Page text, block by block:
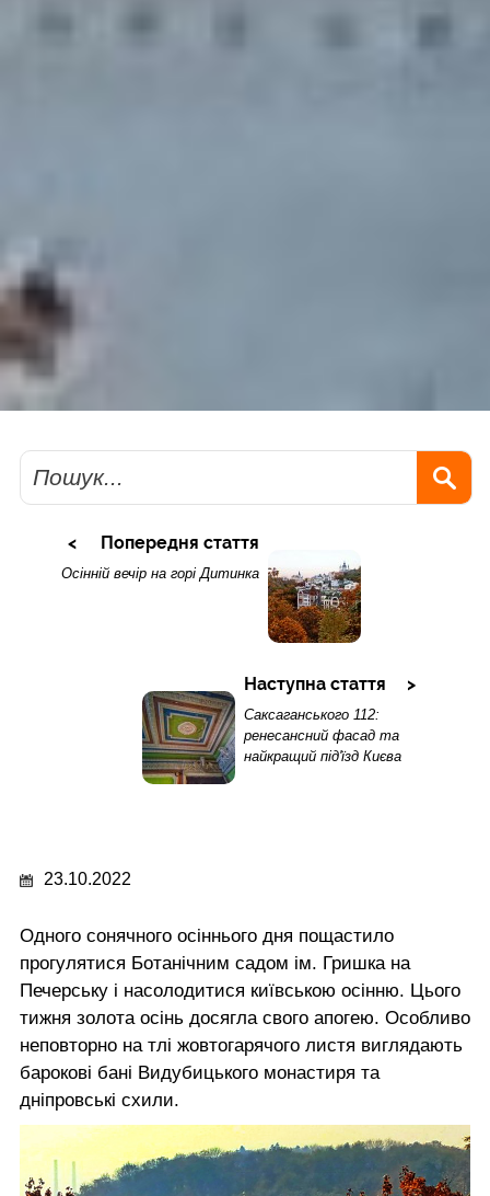
Пошук
Попередня стаття
Осінній вечір на горі Дитинка
Наступна стаття
Саксаганського 112:
ренесансний фасад та
найкращий під'їзд Києва
23.10.2022
Одного сонячного осіннього дня пощастило
прогулятися Ботанічним садом ім. Гришка на
Печерську і насолодитися київською осінню. Цього
тижня золота осінь досягла свого апогею. Особливо
неповторно на тлі жовтогарячого листя виглядають
барокові бані Видубицького монастиря та
дніпровські схили.